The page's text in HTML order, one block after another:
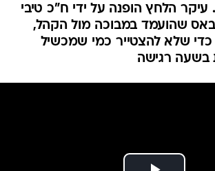
עיקר הלחץ הופנה על ידי ח"כ טיבי
שהועמד במבוכה מול הקהל,
כדי שלא להצטייר כמי שמכשיל
בשעה רגישה